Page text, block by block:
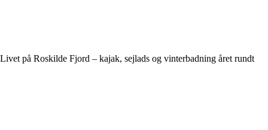
Livet på Roskilde Fjord – kajak, sejlads og vinterbadning året rundt